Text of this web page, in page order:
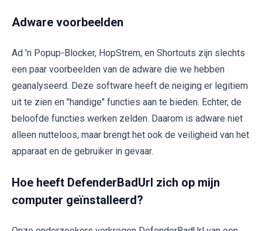
Adware voorbeelden
Ad 'n Popup-Blocker, HopStrem, en Shortcuts zijn slechts
een paar voorbeelden van de adware die we hebben
geanalyseerd. Deze software heeft de neiging er legitiem
uit te zien en "handige" functies aan te bieden. Echter, de
beloofde functies werken zelden. Daarom is adware niet
alleen nutteloos, maar brengt het ook de veiligheid van het
apparaat en de gebruiker in gevaar.
Hoe heeft DefenderBadUrl zich op mijn
computer geïnstalleerd?